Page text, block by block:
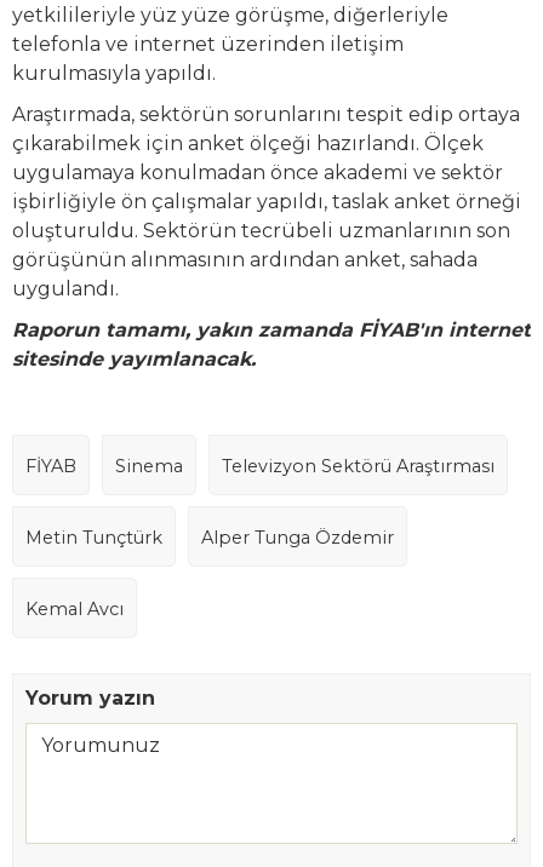
yetkilileriyle yüz yüze görüşme, diğerleriyle
telefonla ve internet üzerinden iletişim
kurulmasıyla yapıldı.
Araştırmada, sektörün sorunlarını tespit edip ortaya
çıkarabilmek için anket ölçeği hazırlandı. Ölçek
uygulamaya konulmadan önce akademi ve sektör
işbirliğiyle ön çalışmalar yapıldı, taslak anket örneği
oluşturuldu. Sektörün tecrübeli uzmanlarının son
görüşünün alınmasının ardından anket, sahada
uygulandı.
Raporun tamamı, yakın zamanda FİYAB'ın internet
sitesinde yayımlanacak.
FİYAB Sinema Televizyon Sektörü Araştırması
Metin Tunçtürk Alper Tunga Özdemir
Kemal Avcı
Yorum yazın